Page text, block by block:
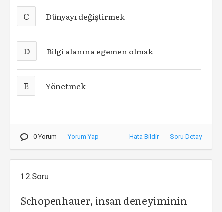
C Dünyayı değiştirmek
D Bilgi alanına egemen olmak
E Yönetmek
0 Yorum Yorum Yap Hata Bildir Soru Detay
12.Soru
Schopenhauer, insan deneyiminin